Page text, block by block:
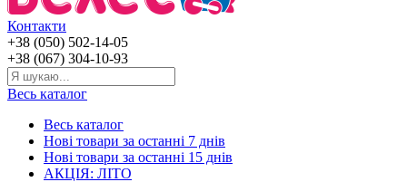
Контакти
+38 (050) 502-14-05
+38 (067) 304-10-93
Весь каталог
Весь каталог
Нові товари за останнi 7 днiв
Нові товари за останнi 15 днiв
АКЦІЯ: ЛІТО